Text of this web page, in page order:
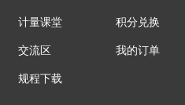
计量课堂
交流区
规程下载
积分兑换
我的订单